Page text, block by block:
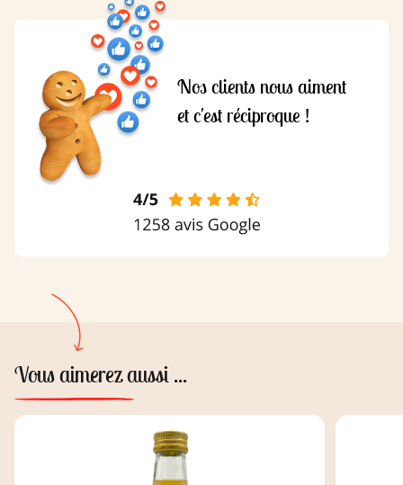
Nos clients nous aiment
et c'est réciproque !
Vous aimerez aussi ...